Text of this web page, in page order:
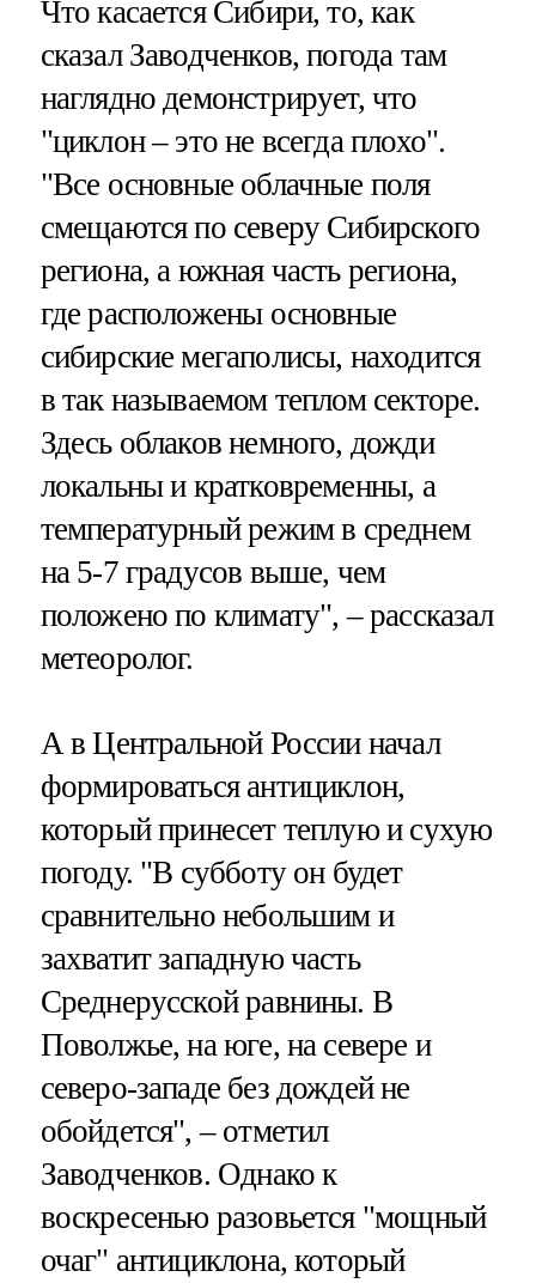
Что касается Сибири, то, как
сказал Заводченков, погода там
наглядно демонстрирует, что
"циклон – это не всегда плохо".
"Все основные облачные поля
смещаются по северу Сибирского
региона, а южная часть региона,
где расположены основные
сибирские мегаполисы, находится
в так называемом теплом секторе.
Здесь облаков немного, дожди
локальны и кратковременны, а
температурный режим в среднем
на 5-7 градусов выше, чем
положено по климату", – рассказал
метеоролог.
А в Центральной России начал
формироваться антициклон,
который принесет теплую и сухую
погоду. "В субботу он будет
сравнительно небольшим и
захватит западную часть
Среднерусской равнины. В
Поволжье, на юге, на севере и
северо-западе без дождей не
обойдется", – отметил
Заводченков. Однако к
воскресенью разовьется "мощный
очаг" антициклона, который